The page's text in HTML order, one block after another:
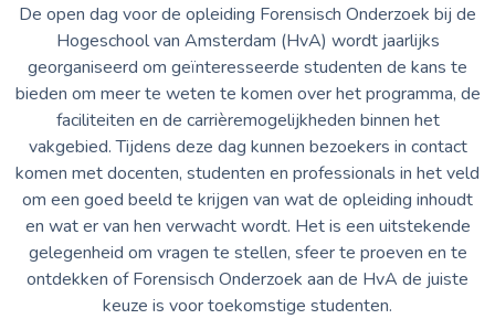
De open dag voor de opleiding Forensisch Onderzoek bij de
Hogeschool van Amsterdam (HvA) wordt jaarlijks
georganiseerd om geïnteresseerde studenten de kans te
bieden om meer te weten te komen over het programma, de
faciliteiten en de carrièremogelijkheden binnen het
vakgebied. Tijdens deze dag kunnen bezoekers in contact
komen met docenten, studenten en professionals in het veld
om een goed beeld te krijgen van wat de opleiding inhoudt
en wat er van hen verwacht wordt. Het is een uitstekende
gelegenheid om vragen te stellen, sfeer te proeven en te
ontdekken of Forensisch Onderzoek aan de HvA de juiste
keuze is voor toekomstige studenten.